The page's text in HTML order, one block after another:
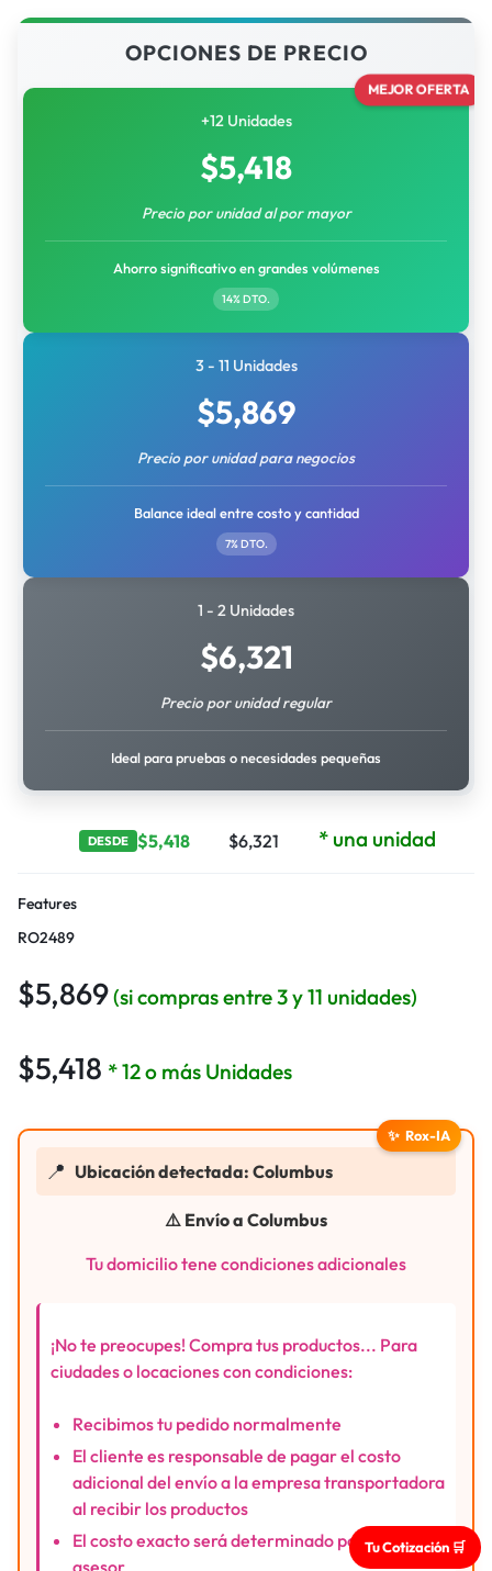
OPCIONES DE PRECIO
MEJOR OFERTA
+12 Unidades
$5,418
Precio por unidad al por mayor
Ahorro significativo en grandes volúmenes
14% DTO.
3 - 11 Unidades
$5,869
Precio por unidad para negocios
Balance ideal entre costo y cantidad
7% DTO.
1 - 2 Unidades
$6,321
Precio por unidad regular
Ideal para pruebas o necesidades pequeñas
DESDE $5,418 $6,321 * una unidad
Features
RO2489
$5,869(si compras entre 3 y 11 unidades)
$5,418 * 12 o más Unidades
✨ Rox-IA
📍 Ubicación detectada: Columbus
⚠️ Envío a Columbus
Tu domicilio tene condiciones adicionales
¡No te preocupes! Compra tus productos... Para
ciudades o locaciones con condiciones:
Recibimos tu pedido normalmente
El cliente es responsable de pagar el costo
adicional del envío a la empresa transportadora
al recibir los productos
El costo exacto será determinado por nuestro
asesor
Tu Cotización 🛒